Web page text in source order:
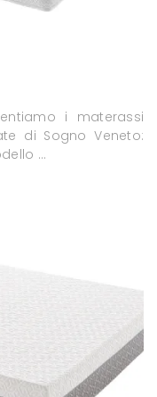
i materassi
di Sogno Veneto:
...